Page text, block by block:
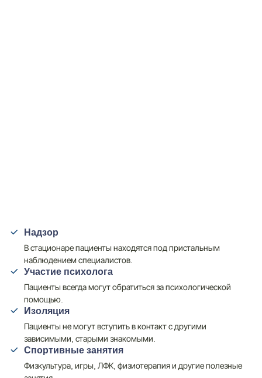
Надзор
В стационаре пациенты находятся под пристальным
наблюдением специалистов.
Участие психолога
Пациенты всегда могут обратиться за психологической
помощью.
Изоляция
Пациенты не могут вступить в контакт с другими
зависимыми, старыми знакомыми.
Спортивные занятия
Физкультура, игры, ЛФК, физиотерапия и другие полезные